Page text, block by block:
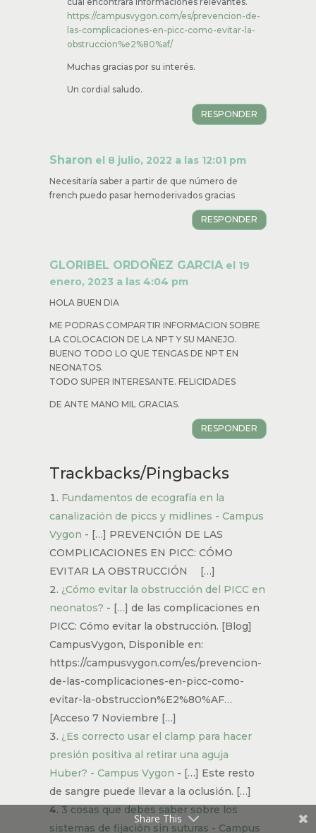
Pero si se forma de todas maneras, la
solución sería desobstruir, usando
fibrinolíticos, verificando anteriormente que
Para ayudarle, tiene a su disposición nuestro
artículo sobre la obstrucción de PICC en el
cual encontrará informaciones relevantes.
https://campusvygon.com/es/prevencion-
Muchas gracias por su interés.
Un cordial saludo.
RESPONDER
Sharon el 8 julio, 2022 a las 12:01 pm
Necesitaría saber a partir de que número de
RESPONDER
GLORIBEL ORDOÑEZ GARCIA
enero, 2023 a las 4:04 pm
HOLA BUEN DIA
ME PODRAS COMPARTIR INFORMACION
SOBRE LA COLOCACION DE LA NPT Y SU
NPT EN NEONATOS.
TODO SUPER INTERESANTE. FELICIDADES
DE ANTE MANO MIL GRACIAS.
RESPONDER
Trackbacks/Pingbacks
Fundamentos de ecografía en la
canalización de piccs y midlines -
- […] PREVENCIÓN DE
LAS COMPLICACIONES EN PICC: CÓMO
EVITAR LA OBSTRUCCIÓN […]
¿Cómo evitar la obstrucción del PICC
complicaciones en PICC: Cómo evitar la
obstrucción. [Blog] CampusVygon,
Disponible en:
https://campusvygon.com/es/prevencion-
de-las-complicaciones-en-picc-como-
evitar-la-obstruccion%E2%80%AF…
Share This